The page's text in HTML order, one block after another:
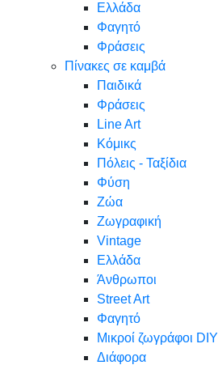
Ελλάδα
Φαγητό
Φράσεις
Πίνακες σε καμβά
Παιδικά
Φράσεις
Line Art
Κόμικς
Πόλεις - Ταξίδια
Φύση
Ζώα
Ζωγραφική
Vintage
Ελλάδα
Άνθρωποι
Street Art
Φαγητό
Μικροί ζωγράφοι DIY
Διάφορα